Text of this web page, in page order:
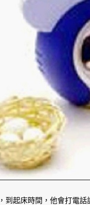
到起床時間，他會打電